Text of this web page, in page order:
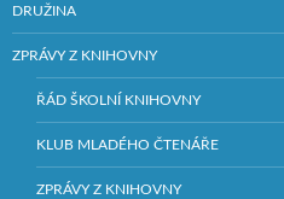
DRUŽINA
ZPRÁVY Z KNIHOVNY
ŘÁD ŠKOLNÍ KNIHOVNY
KLUB MLADÉHO ČTENÁŘE
ZPRÁVY Z KNIHOVNY